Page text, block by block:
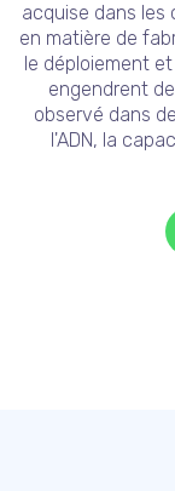
acquise dans les
en matière de
le déploiement
engendrent
observé dans
l'ADN, la